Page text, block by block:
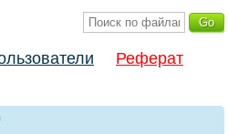
Реферат